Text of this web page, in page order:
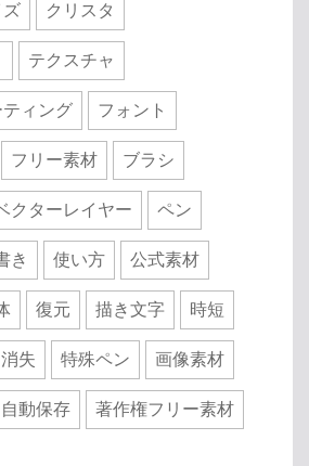
ズ クリスタ
テクスチャ
ティング フォント
フリー素材 ブラシ
クターレイヤー ペン
き 使い方 公式素材
復元 描き文字 時短
消失 特殊ペン 画像素材
自動保存 著作権フリー素材